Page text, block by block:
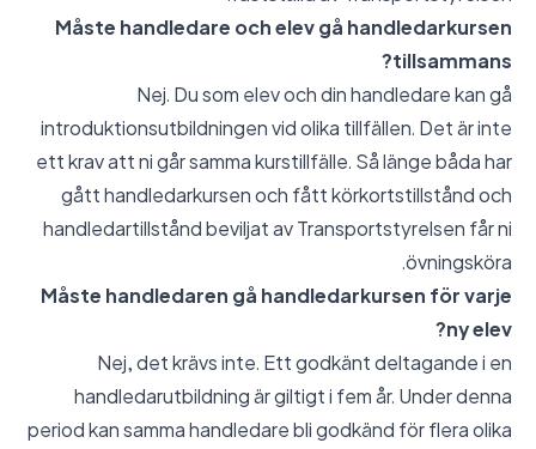
Måste handledare och elev gå handledarkursen
tillsammans?
Nej. Du som elev och din handledare kan gå
introduktionsutbildningen vid olika tillfällen. Det är inte
ett krav att ni går samma kurstillfälle. Så länge båda har
gått handledarkursen och fått körkortstillstånd och
handledartillstånd beviljat av Transportstyrelsen får ni
övningsköra.
Måste handledaren gå handledarkursen för varje
ny elev?
Nej, det krävs inte. Ett godkänt deltagande i en
handledarutbildning är giltigt i fem år. Under denna
period kan samma handledare bli godkänd för flera olika